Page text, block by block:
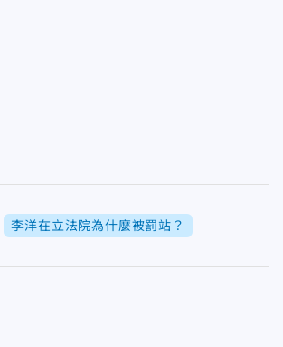
李洋在立法院為什麼被罰站？